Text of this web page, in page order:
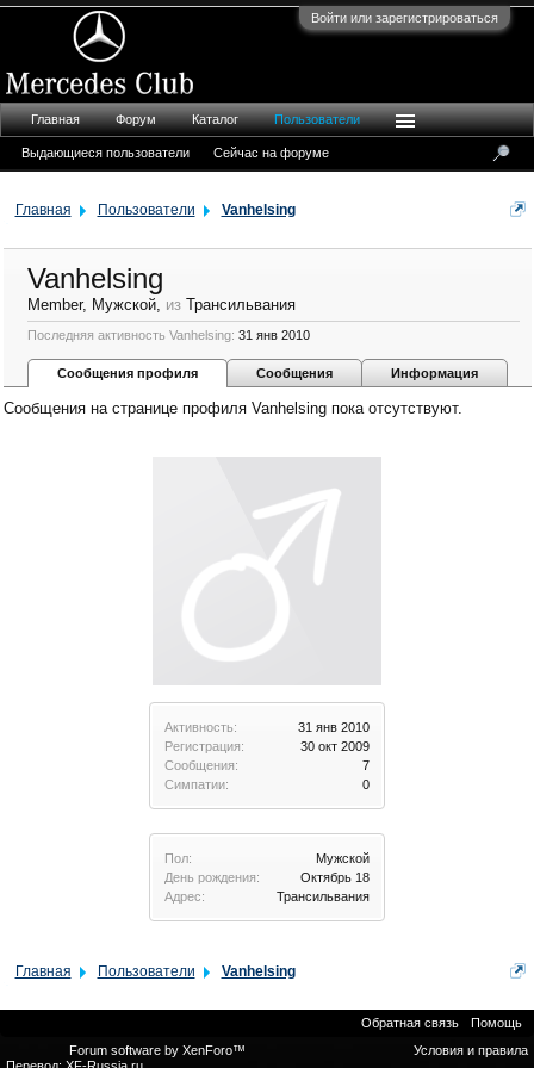
Войти или зарегистрироваться
Главная Пользователи Vanhelsing
Активность:
31 янв 2010
Регистрация:
30 окт 2009
Сообщения:
7
Симпатии:
0
Пол:
Мужской
День рождения:
Октябрь 18
Адрес:
Трансильвания
Vanhelsing
Member, Мужской, из Трансильвания
Последняя активность Vanhelsing: 31 янв 2010
Сообщения профиля Сообщения Информация
Сообщения на странице профиля Vanhelsing пока отсутствуют.
Главная Пользователи Vanhelsing
Главная Форум Каталог Пользователи
Выдающиеся пользователи Сейчас на форуме
Обратная связь
Помощь
Условия и правила
Forum software by XenForo™